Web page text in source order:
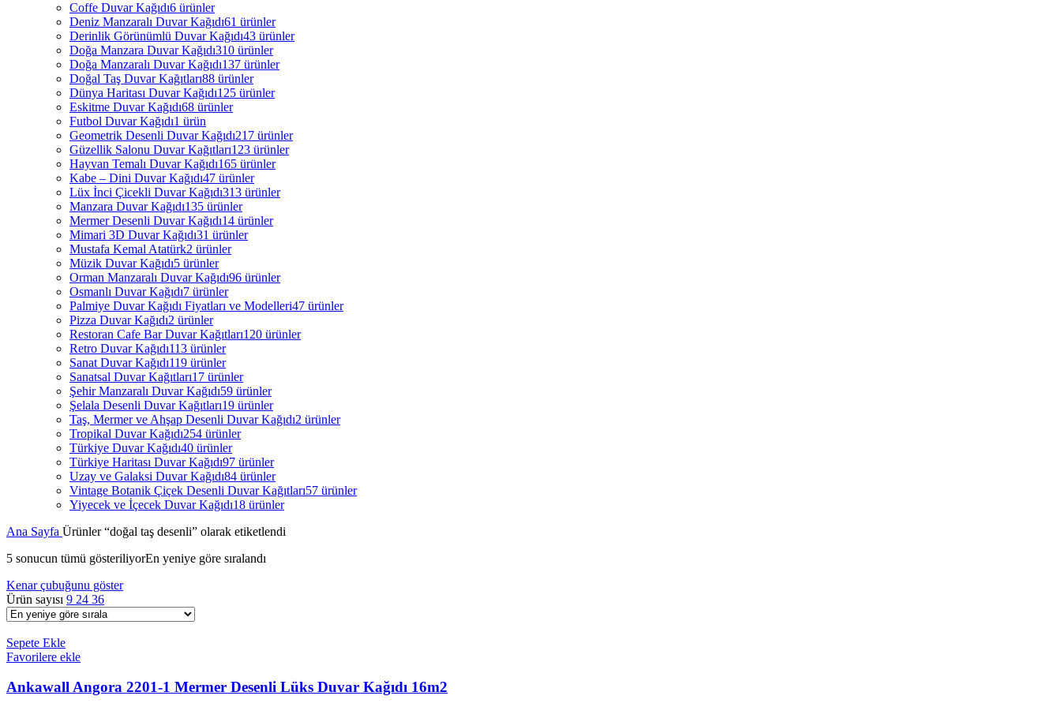
Coffe Duvar Kağıdı6 ürünler
Deniz Manzaralı Duvar Kağıdı61 ürünler
Derinlik Görünümlü Duvar Kağıdı43 ürünler
Doğa Manzara Duvar Kağıdı310 ürünler
Doğa Manzaralı Duvar Kağıdı137 ürünler
Doğal Taş Duvar Kağıtları88 ürünler
Dünya Haritası Duvar Kağıdı125 ürünler
Eskitme Duvar Kağıdı68 ürünler
Futbol Duvar Kağıdı1 ürün
Geometrik Desenli Duvar Kağıdı217 ürünler
Güzellik Salonu Duvar Kağıtları123 ürünler
Hayvan Temalı Duvar Kağıdı165 ürünler
Kabe – Dini Duvar Kağıdı47 ürünler
Lüx İnci Çicekli Duvar Kağıdı313 ürünler
Manzara Duvar Kağıdı135 ürünler
Mermer Desenli Duvar Kağıdı14 ürünler
Mimari 3D Duvar Kağıdı31 ürünler
Mustafa Kemal Atatürk2 ürünler
Müzik Duvar Kağıdı5 ürünler
Orman Manzaralı Duvar Kağıdı96 ürünler
Osmanlı Duvar Kağıdı7 ürünler
Palmiye Duvar Kağıdı Fiyatları ve Modelleri47 ürünler
Pizza Duvar Kağıdı2 ürünler
Restoran Cafe Bar Duvar Kağıtları120 ürünler
Retro Duvar Kağıdı113 ürünler
Sanat Duvar Kağıdı119 ürünler
Sanatsal Duvar Kağıtları17 ürünler
Şehir Manzaralı Duvar Kağıdı59 ürünler
Şelala Desenli Duvar Kağıtları19 ürünler
Taş, Mermer ve Ahşap Desenli Duvar Kağıdı2 ürünler
Tropikal Duvar Kağıdı254 ürünler
Türkiye Duvar Kağıdı40 ürünler
Türkiye Haritası Duvar Kağıdı97 ürünler
Uzay ve Galaksi Duvar Kağıdı84 ürünler
Vintage Botanik Çiçek Desenli Duvar Kağıtları57 ürünler
Yiyecek ve İçecek Duvar Kağıdı18 ürünler
Ana Sayfa Ürünler “doğal taş desenli” olarak etiketlendi
5 sonucun tümü gösteriliyorEn yeniye göre sıralandı
Kenar çubuğunu göster
Ürün sayısı 9 24 36
Sepete Ekle
Favorilere ekle
Ankawall Angora 2201-1 Mermer Desenli Lüks Duvar Kağıdı 16m2